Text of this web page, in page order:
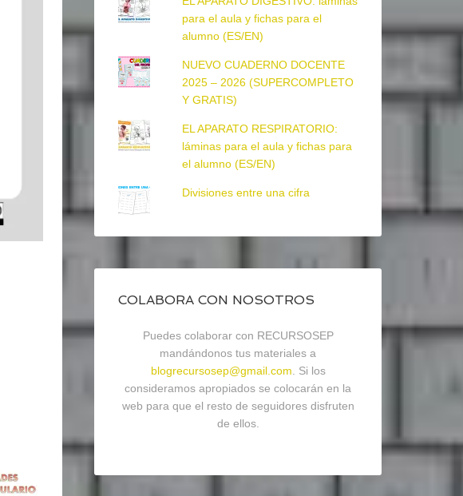
para el aula y fichas para el
alumno (ES/EN)
NUEVO CUADERNO DOCENTE
2025 – 2026 (SUPERCOMPLETO
Y GRATIS)
EL APARATO RESPIRATORIO:
láminas para el aula y fichas para
el alumno (ES/EN)
Divisiones entre una cifra
COLABORA CON NOSOTROS
Puedes colaborar con RECURSOSEP
mandándonos tus materiales a
blogrecursosep@gmail.com . Si los
consideramos apropiados se colocarán en la
web para que el resto de seguidores disfruten
de ellos.